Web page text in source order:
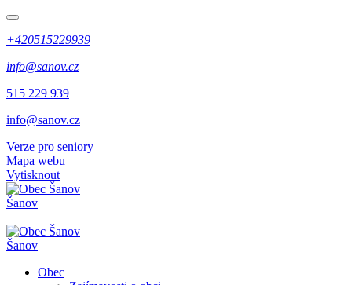
+420515229939
info@sanov.cz
515 229 939
info@sanov.cz
Verze pro seniory
Mapa webu
Vytisknout
Šanov
Šanov
Obec